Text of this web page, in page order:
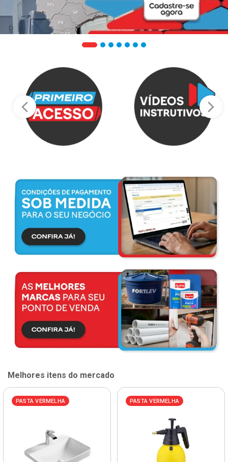
Melhores itens do mercado
PASTA VERMELHA PASTA VERMELHA